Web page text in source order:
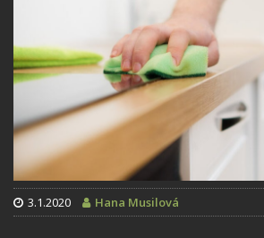
3.1.2020 Hana Musilová